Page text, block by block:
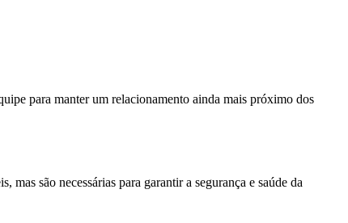
para manter um relacionamento ainda mais próximo dos
são necessárias para garantir a segurança e saúde da